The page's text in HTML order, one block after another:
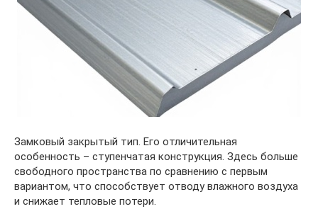
Замковый закрытый тип. Его отличительная
особенность – ступенчатая конструкция. Здесь больше
свободного пространства по сравнению с первым
вариантом, что способствует отводу влажного воздуха
и снижает тепловые потери.